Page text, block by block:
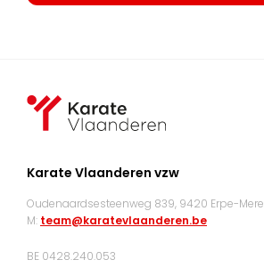
Karate Vlaanderen vzw
Oudenaardsesteenweg 839, 9420 Erpe-Mere
M: team@karatevlaanderen.be
BE 0428.240.053